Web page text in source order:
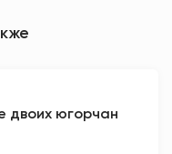
двоих югорчан